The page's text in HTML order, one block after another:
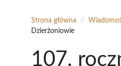
Strona główna /
Dzierżoniowie
107.